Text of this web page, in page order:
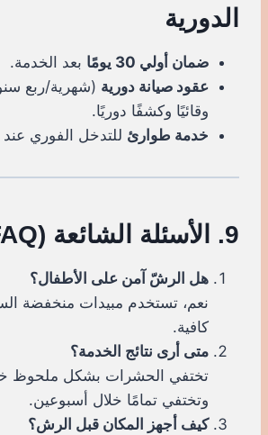
الدورية
ضمان أولي 30 يومًا
بعد الخدمة.
عقود صيانة دورية (شهرية/ربع
وقائيًا وكشفًا دوريًا.
خدمة طوارئ للتدخل الفوري عند
9. الأسئلة الشائعة (FAQ)
هل الرشّ آمن على الأطفال؟
نعم، تستخدم مبيدات منخفضة
كافية.
متى أرى نتائج الخدمة؟
وتختفي تمامًا خلال أسبوعين.
كيف أجهز المكان قبل الرش؟